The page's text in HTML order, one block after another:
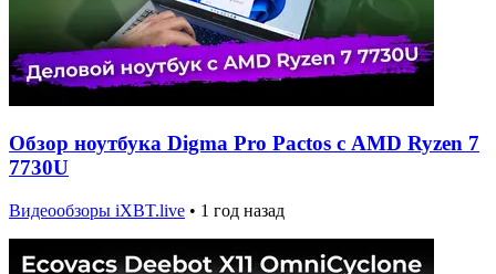
Обзор ноутбука Digma Pro Pactos с AMD Ryzen 7
7730U
Видеообзоры iXBT.live • 1 год назад